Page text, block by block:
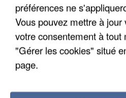
préférences ne
Vous pouvez mettre à
votre consentement à tout
"Gérer les cookies" situé
page.